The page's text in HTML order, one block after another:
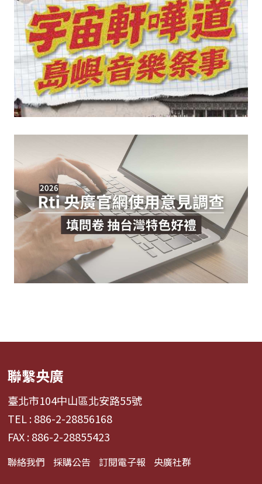
聯繫央廣
臺北市104中山區北安路55號
TEL : 886-2-28856168
FAX : 886-2-28855423
聯絡我們 採購公告 訂閱電子報 央廣社群